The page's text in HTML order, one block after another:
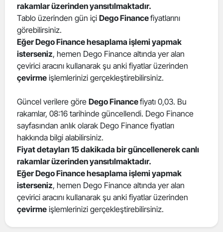
Denizli
Edirne
Elazığ
Erzurum
Giresun
Gümüşhane
rakamlar üzerinden yansıtılmaktadır.
Tablo üzerinden gün içi Dego Financefiyatlarını
görebilirsiniz.
Eğer Dego Finance hesaplama işlemi yapmak
isterseniz, hemen Dego Finance altında yer alan
çevirici aracını kullanarak şu anki fiyatlar üzerinden
çevirme işlemlerinizi gerçekleştirebilirsiniz.
Güncel verilere göre Dego Financefiyatı 0,03. Bu
rakamlar, 08:16 tarihinde güncellendi. Dego Finance
sayfasından anlık olarak Dego Finance fiyatları
hakkında bilgi alabilirsiniz.
Fiyat detayları 15 dakikada bir güncellenerek canlı
rakamlar üzerinden yansıtılmaktadır.
Eğer Dego Finance hesaplama işlemi yapmak
isterseniz, hemen Dego Finance altında yer alan
çevirici aracını kullanarak şu anki fiyatlar üzerinden
çevirme işlemlerinizi gerçekleştirebilirsiniz.